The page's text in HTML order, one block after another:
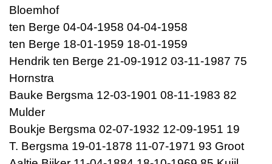
Bloemhof
ten Berge 04-04-1958 04-04-1958
ten Berge 18-01-1959 18-01-1959
Hendrik ten Berge 21-09-1912 03-11-1987 75
Hornstra
Bauke Bergsma 12-03-1901 08-11-1983 82
Mulder
Boukje Bergsma 02-07-1932 12-09-1951 19
T. Bergsma 19-01-1878 11-07-1971 93 Groot